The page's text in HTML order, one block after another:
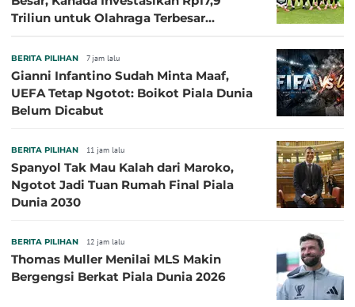
Triliun untuk Olahraga Terbesar
BERITA PILIHAN 7 jam lalu
Gianni Infantino Sudah Minta Maaf,
UEFA Tetap Ngotot: Boikot Piala Dunia
Belum Dicabut
BERITA PILIHAN 11 jam lalu
Spanyol Tak Mau Kalah dari Maroko,
Ngotot Jadi Tuan Rumah Final Piala
Dunia 2030
BERITA PILIHAN 12 jam lalu
Thomas Muller Menilai MLS Makin
Bergengsi Berkat Piala Dunia 2026